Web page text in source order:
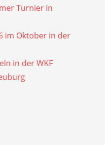
Turnier in
im Oktober in der
in der WKF